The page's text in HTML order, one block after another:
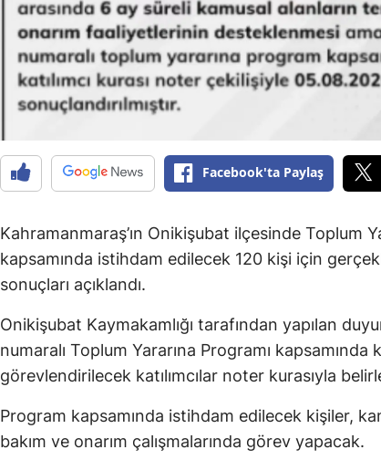
Facebook'ta Paylaş
Kahramanmaraş’ın Onikişubat ilçesinde Toplum
kapsamında istihdam edilecek 120 kişi için
sonuçları açıklandı.
Onikişubat Kaymakamlığı tarafından yapılan
numaralı Toplum Yararına Programı kapsamında
görevlendirilecek katılımcılar noter kurasıyla
Program kapsamında istihdam edilecek kişiler,
bakım ve onarım çalışmalarında görev yapacak.